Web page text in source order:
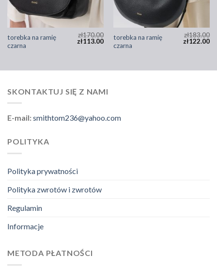
torebka na ramię
czarna
zł170.00
zł113.00
torebka na ramię
czarna
zł183.00
zł122.00
SKONTAKTUJ SIĘ Z NAMI
E-mail:smithtom236@yahoo.com
POLITYKA
Polityka prywatności
Polityka zwrotów i zwrotów
Regulamin
Informacje
METODA PŁATNOŚCI